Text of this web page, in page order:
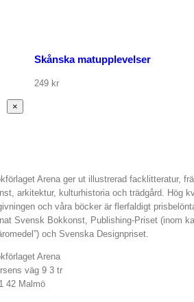
Skånska matupplevelser
249 kr
Stäng
snabbvy
×
Arena ger ut illustrerad facklitteratur,
arkitektur, kulturhistoria och trädgård. Hög
och våra böcker är flerfaldigt
Svensk Bokkonst, Publishing-Priset (inom
och Svenska Designpriset.
Arena
väg 9 3 tr
42 Malmö